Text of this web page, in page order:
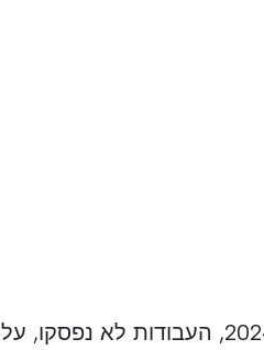
מאז הונחת אבן היסוד של הפרויקט החדש ביוני 2024, העבודות לא נפסקו, על